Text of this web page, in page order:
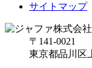
サイトマップ
〒141-0021
東京都品川区